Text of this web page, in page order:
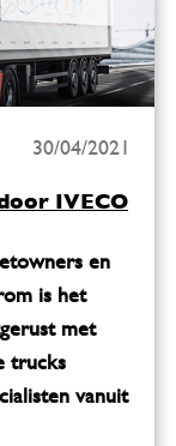
30/04/2021
IVECO
en
is het
met
trucks
vanuit